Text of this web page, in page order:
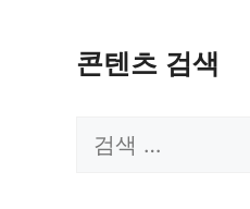
콘텐츠 검색
검